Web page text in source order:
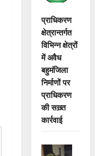
प्राधिकरण
क्षेत्रान्तर्गत
विभिन्न क्षेत्रों
में अवैध
बहुमंजिला
निर्माणों पर
प्राधिकरण
की सख़्त
कार्रवाई